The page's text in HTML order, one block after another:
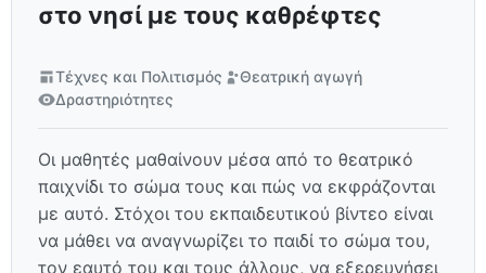
στο νησί με τους καθρέφτες
Τέχνες και Πολιτισμός
Θεατρική αγωγή
Δραστηριότητες
Οι μαθητές μαθαίνουν μέσα από το θεατρικό
παιχνίδι το σώμα τους και πώς να εκφράζονται
με αυτό. Στόχοι του εκπαιδευτικού βίντεο είναι
να μάθει να αναγνωρίζει το παιδί το σώμα του,
τον εαυτό του και τους άλλους, να εξερευνήσει